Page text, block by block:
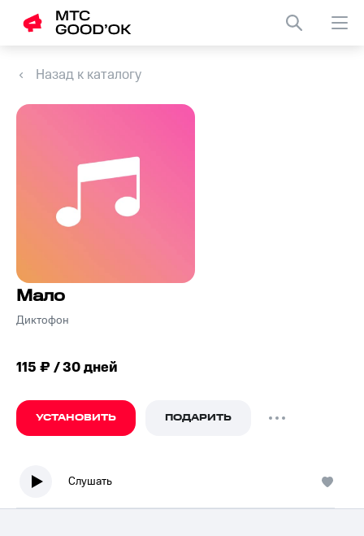
Назад к каталогу
Мало
Диктофон
115 ₽ / 30 дней
УСТАНОВИТЬ ПОДАРИТЬ
Слушать